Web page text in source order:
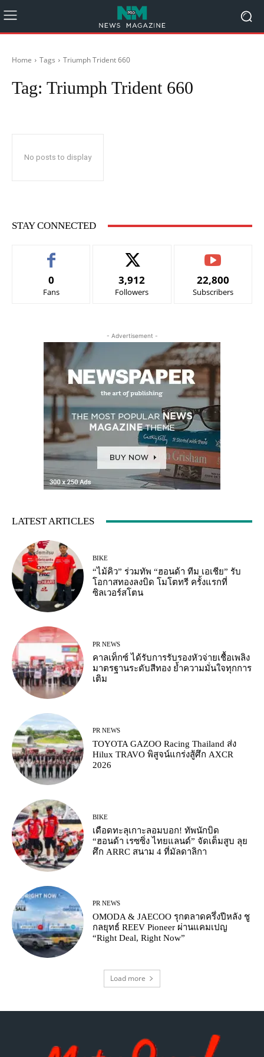
Home Tags Triumph Trident 660
Tag: Triumph Trident 660
No posts to display
STAY CONNECTED
0
Fans
3,912
Followers
22,800
Subscribers
- Advertisement -
LATEST ARTICLES
BIKE
“ไม้คิว” ร่วมทัพ “ฮอนด้า ทีม เอเชีย” รับ
โอกาสทองลงบิด โมโตทรี ครั้งแรกที่
ซิลเวอร์สโตน
PR NEWS
คาลเท็กซ์ ได้รับการรับรองหัวจ่ายเชื้อเพลิง
มาตรฐานระดับสีทอง ย้ำความมั่นใจทุกการ
เติม
PR NEWS
TOYOTA GAZOO Racing Thailand ส่ง
Hilux TRAVO พิสูจน์แกร่งสู้ศึก AXCR
2026
BIKE
เดือดทะลุเกาะลอมบอก! ทัพนักบิด
“ฮอนด้า เรซซิ่ง ไทยแลนด์” จัดเต็มสูบ ลุย
ศึก ARRC สนาม 4 ที่มัลดาลิกา
PR NEWS
OMODA & JAECOO รุกตลาดครึ่งปีหลัง ชู
กลยุทธ์ REEV Pioneer ผ่านแคมเปญ
“Right Deal, Right Now”
Load more